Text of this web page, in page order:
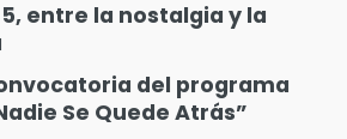
entre la nostalgia y la
del programa
Se Quede Atrás”